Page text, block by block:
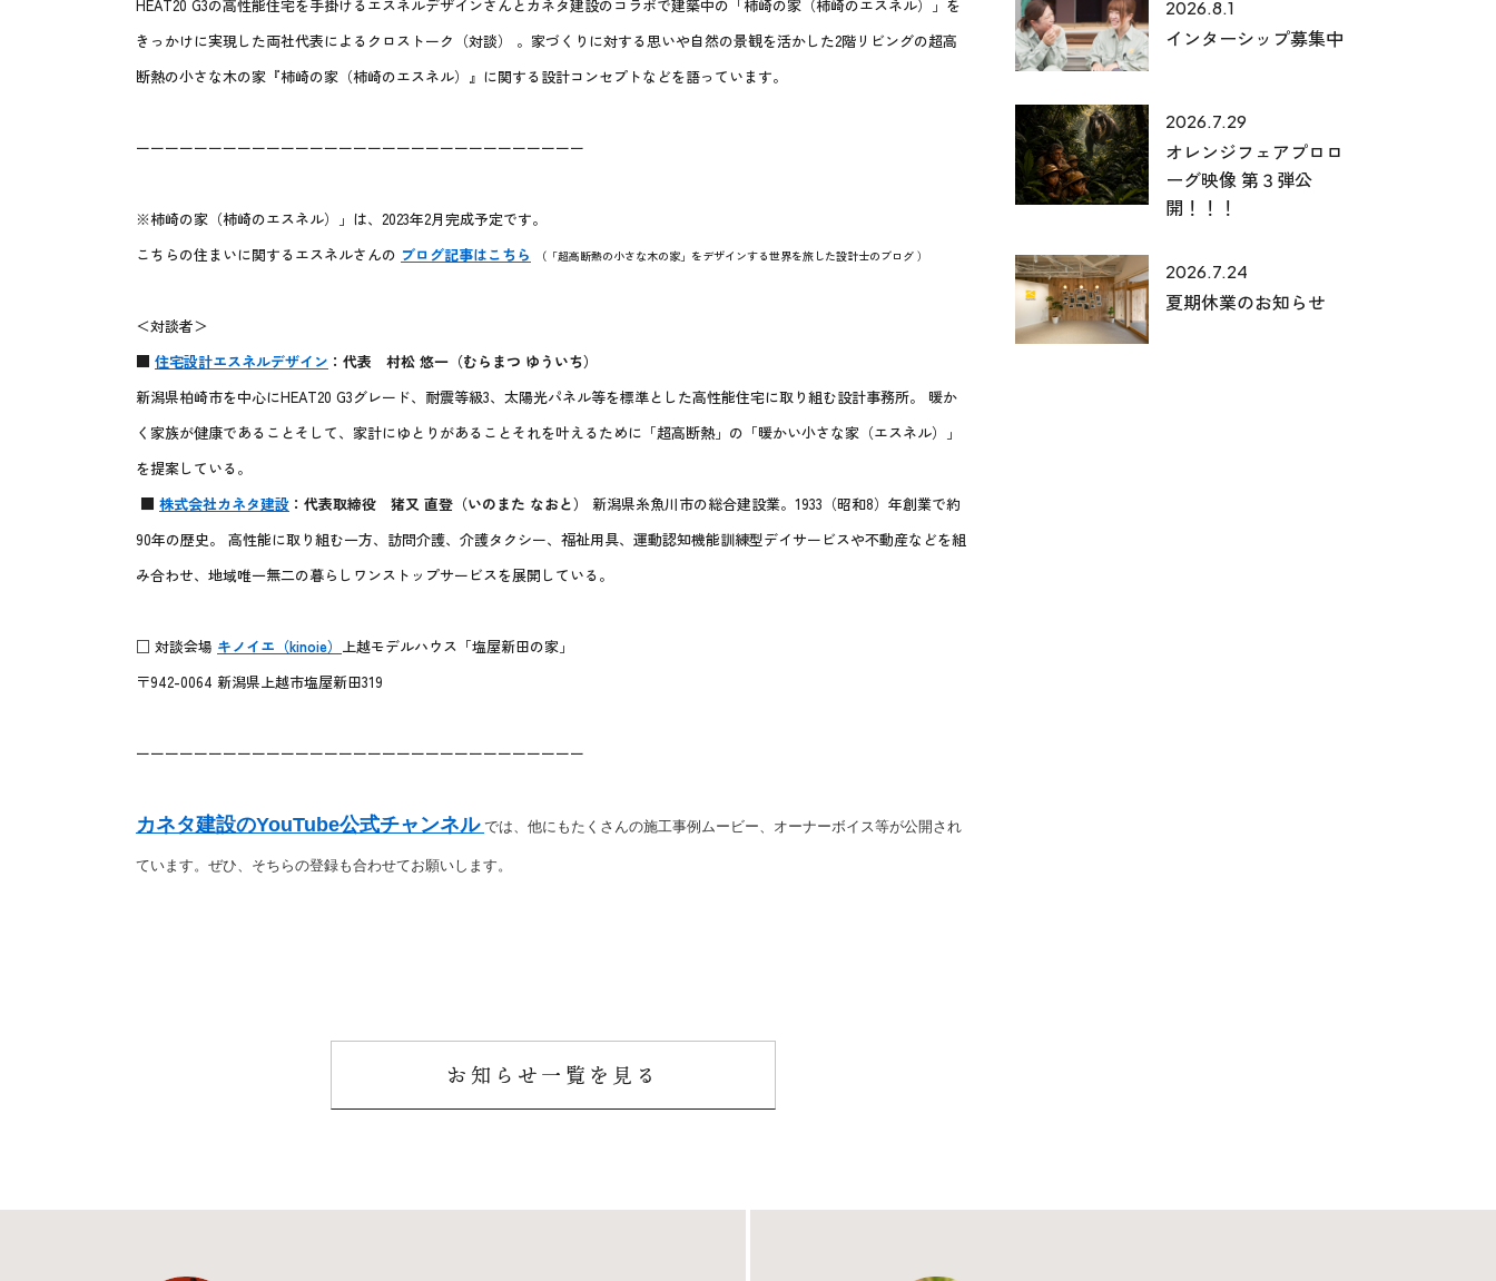
HEAT20 G3の高性能住宅を手掛けるエスネルデザインさんとカネタ建設のコラボで建築中の「柿崎の家（柿崎のエスネル）」を
きっかけに実現した両社代表によるクロストーク（対談） 。家づくりに対する思いや自然の景観を活かした2階リビングの超高
断熱の小さな木の家『柿崎の家（柿崎のエスネル）』に関する設計コンセプトなどを語っています。
ーーーーーーーーーーーーーーーーーーーーーーーーーーーーーーー
※柿崎の家（柿崎のエスネル）」は、2023年2月完成予定です。
こちらの住まいに関するエスネルさんの ブログ記事はこちら （ 「超高断熱の小さな木の家」をデザインする世界を旅した設計士のブログ ）
＜対談者＞
■ 住宅設計エスネルデザイン ：代表 村松 悠一（むらまつ ゆういち）
新潟県柏崎市を中心にHEAT20 G3グレード、耐震等級3、太陽光パネル等を標準とした高性能住宅に取り組む設計事務所。 暖か
く家族が健康であることそして、家計にゆとりがあることそれを叶えるために「超高断熱」の「暖かい小さな家（エスネル）」
を提案している。
■ 株式会社カネタ建設 ：代表取締役 猪又 直登（いのまた なおと）
新潟県糸魚川市の総合建設業。1933（昭和8）年創業で約
90年の歴史。 高性能に取り組む一方、訪問介護、介護タクシー、福祉用具、運動認知機能訓練型デイサービスや不動産などを組
み合わせ、地域唯一無二の暮らしワンストップサービスを展開している。
□ 対談会場 キノイエ（kinoie） 上越モデルハウス「塩屋新田の家」
〒942-0064 新潟県上越市塩屋新田319
ーーーーーーーーーーーーーーーーーーーーーーーーーーーーーーー
カネタ建設のYouTube公式チャンネル では、他にもたくさんの施工事例ムービー、オーナーボイス等が公開され
ています。 ぜひ、そちらの登録も合わせてお願いします。
お知らせ一覧を見る
2026.8.1
インターシップ募集中
2026.7.29
オレンジフェアプロロ
ーグ映像 第３弾公
開！！！
2026.7.24
夏期休業のお知らせ